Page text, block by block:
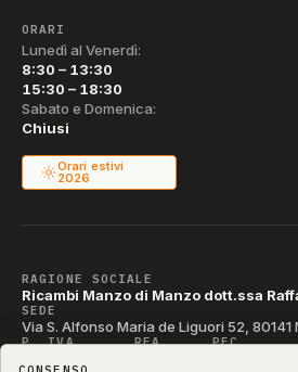
ORARI
Lunedì al Venerdì:
8:30 – 13:30
15:30 – 18:30
Sabato e Domenica:
Chiusi
Orari estivi
2026
RAGIONE SOCIALE
Ricambi Manzo di Manzo dott.ssa
SEDE
Via S. Alfonso Maria de Liguori 52, 80141
P. IVA REA PEC